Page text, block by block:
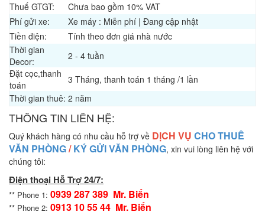
Thuế GTGT:
Chưa bao gồm 10% VAT
Phí gửi xe:
Xe máy : Miễn phí | Đang cập nhật
Tiền điện:
Tính theo đơn giá nhà nước
Thời gian
Decor:
2 - 4 tuần
Đặt cọc,thanh
toán
3 Tháng, thanh toán 1 tháng /1 lần
Thời gian thuê: 2 năm
THÔNG TIN LIÊN HỆ:
Quý khách hàng có nhu cầu hỗ trợ về DỊCH VỤ CHO THUÊ
VĂN PHÒNG/KÝ GỬI VĂN PHÒNG, xin vui lòng liên hệ với
chúng tôi:
Điện thoại Hỗ Trợ 24/7:
** Phone 1: 0939 287 389 Mr. Biển
** Phone 2: 0913 10 55 44 Mr. Biển